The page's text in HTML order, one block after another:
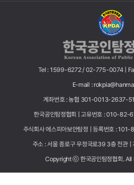
Tel : 1599-6272 / 02-775-0074 |
E-mail :
계좌번호 : 농협 301-0013-2637-51
한국공인탐정협회 |
고유번호 : 010-82-
주식회사 에스피아보안탐정 |
등록번호 : 101-
주소 : 서울 종로구 우정국로39 3층 전관 |
Copyright ⓒ 한국공인탐정협회.